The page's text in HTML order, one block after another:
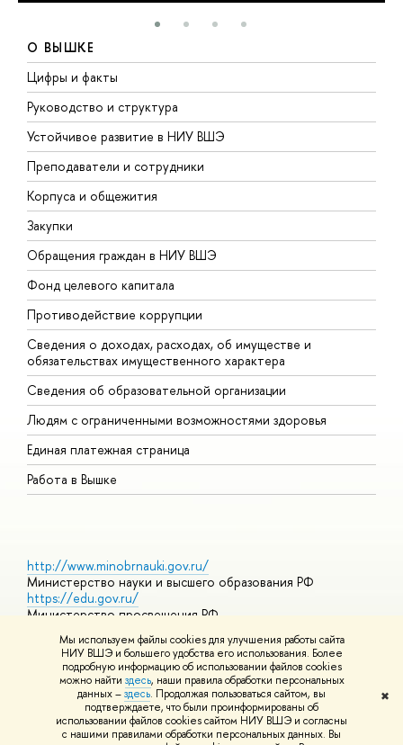
Мы используем файлы cookies для улучшения работы сайта
НИУ ВШЭ и большего удобства его использования. Более
подробную информацию об использовании файлов cookies
можно найти здесь, наши правила обработки персональных
данных –здесь. Продолжая пользоваться сайтом, вы
подтверждаете, что были проинформированы об
использовании файлов cookies сайтом НИУ ВШЭ и согласны
с нашими правилами обработки персональных данных. Вы
✖
О ВЫШКЕ
Цифры и факты
Руководство и структура
Устойчивое развитие в НИУ ВШЭ
Преподаватели и сотрудники
Корпуса и общежития
Закупки
Обращения граждан в НИУ ВШЭ
Фонд целевого капитала
Противодействие коррупции
Сведения о доходах, расходах, об имуществе и
обязательствах имущественного характера
Сведения об образовательной организации
Людям с ограниченными возможностями здоровья
Единая платежная страница
Работа в Вышке
http://www.minobrnauki.gov.ru/
Министерство науки и высшего образования РФ
https://edu.gov.ru/
Министерство просвещения РФ
https://elearning.hse.ru/mooc
Массовые открытые онлайн-курсы
© НИУ ВШЭ 1993–2026 Адреса и контактыУсловия
использования материалов Политика конфиденциальности